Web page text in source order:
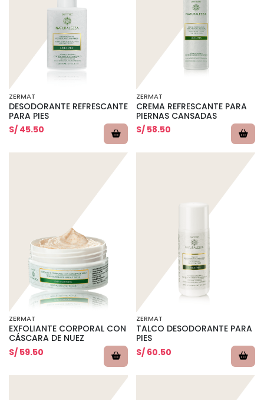
ZERMAT
DESODORANTE REFRESCANTE
PARA PIES
S/ 45.50
ZERMAT
CREMA REFRESCANTE PARA
PIERNAS CANSADAS
S/ 58.50
ZERMAT
EXFOLIANTE CORPORAL CON
CÁSCARA DE NUEZ
S/ 59.50
ZERMAT
TALCO DESODORANTE PARA
PIES
S/ 60.50